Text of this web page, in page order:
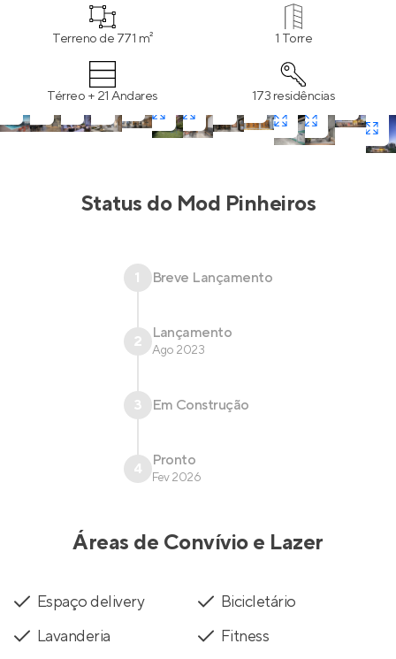
Terreno de 771 m² 1 Torre
Térreo + 21 Andares 173 residências
Status do Mod Pinheiros
1 Breve Lançamento
2 Lançamento
Ago 2023
3 Em Construção
4 Pronto
Fev 2026
Áreas de Convívio e Lazer
Espaço delivery
Bicicletário
Lavanderia
Fitness